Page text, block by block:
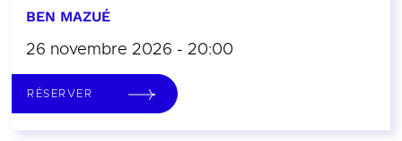
BEN MAZUÉ
26 novembre 2026 - 20:00
RÉSERVER